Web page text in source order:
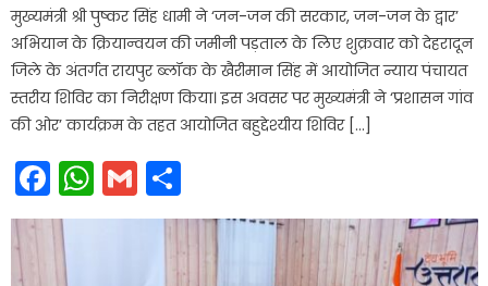
मुख्यमंत्री श्री पुष्कर सिंह धामी ने ‘जन-जन की सरकार, जन-जन के द्वार’
अभियान के क्रियान्वयन की जमीनी पड़ताल के लिए शुक्रवार को देहरादून
जिले के अंतर्गत रायपुर ब्लॉक के खैरीमान सिंह में आयोजित न्याय पंचायत
स्तरीय शिविर का निरीक्षण किया। इस अवसर पर मुख्यमंत्री ने ‘प्रशासन गांव
की ओर’ कार्यक्रम के तहत आयोजित बहुद्देश्यीय शिविर […]
Facebook
WhatsApp
Gmail